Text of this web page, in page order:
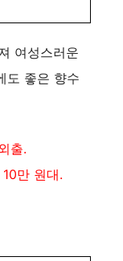
여성스러운
도 좋은 향수
출.
만 원대.